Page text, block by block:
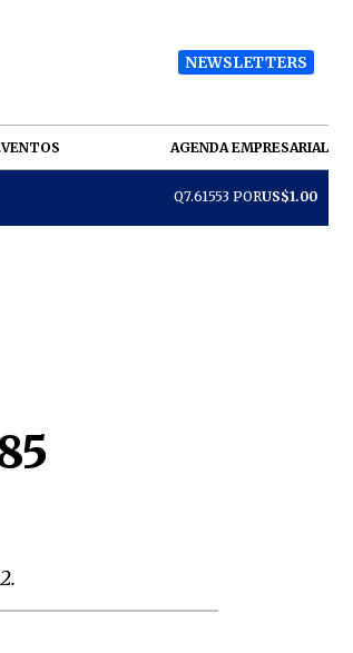
NEWSLETTERS
AGENDA EMPRESARIAL
Q7.61553 PORUS$1.00